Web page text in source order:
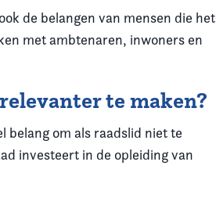
de belangen van mensen die het
met ambtenaren, inwoners en
te maken?
belang om als raadslid niet te
investeert in de opleiding van